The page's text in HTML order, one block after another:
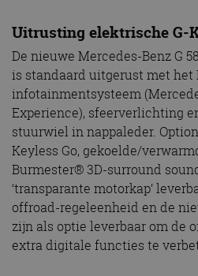
Uitrusting elektrische G-
De nieuwe Mercedes-Benz G
is standaard uitgerust met het
infotainmentsysteem
Experience), sfeerverlichting
stuurwiel in nappaleder.
Keyless Go, gekoelde/
Burmester® 3D-surround
‘transparante motorkap’
offroad-regeleenheid en de
zijn als optie leverbaar om de
extra digitale functies te